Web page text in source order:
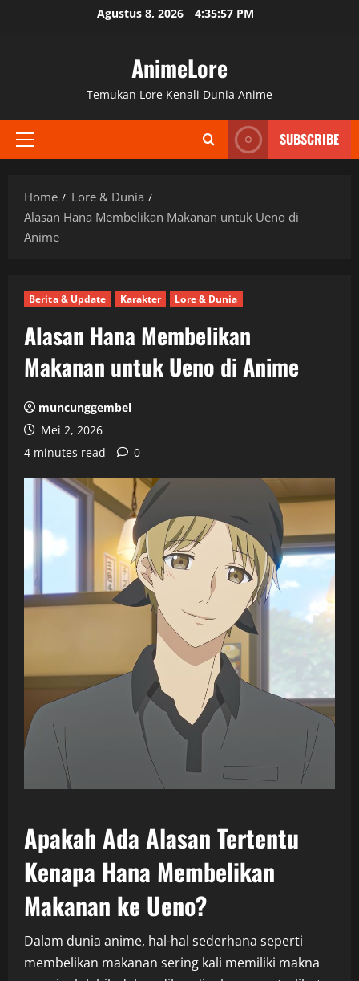
Agustus 8, 2026 4:35:58 PM
AnimeLore
Temukan Lore Kenali Dunia Anime
Primary
SUBSCRIBE
Home
Lore & Dunia
Alasan Hana Membelikan Makanan untuk Ueno di
Anime
Berita & Update Karakter Lore & Dunia
Alasan Hana Membelikan
Makanan untuk Ueno di Anime
muncunggembel
Mei 2, 2026
4 minutes read
0
Apakah Ada Alasan Tertentu
Kenapa Hana Membelikan
Makanan ke Ueno?
Dalam dunia anime, hal-hal sederhana seperti
membelikan makanan sering kali memiliki makna